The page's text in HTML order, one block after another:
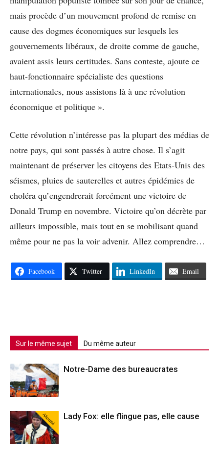
mais procède d’un mouvement profond de remise en
cause des dogmes économiques sur lesquels les
gouvernements libéraux, de droite comme de gauche,
avaient assis leurs certitudes. Sans conteste, ajoute ce
haut-fonctionnaire spécialiste des questions
internationales, nous assistons là à une révolution
économique et politique ».
Cette révolution n’intéresse pas la plupart des médias de
notre pays, qui sont passés à autre chose. Il s’agit
maintenant de préserver les citoyens des Etats-Unis des
séismes, pluies de sauterelles et autres épidémies de
choléra qu’engendrerait forcément une victoire de
Donald Trump en novembre. Victoire qu’on décrète par
ailleurs impossible, mais tout en se mobilisant quand
même pour ne pas la voir advenir. Allez comprendre…
Facebook Twitter LinkedIn Email
Sur le même sujet Du même auteur
Notre-Dame des bureaucrates
Abonné Lady Fox: elle flingue pas, elle cause